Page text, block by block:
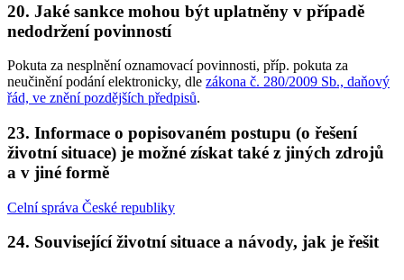
20. Jaké sankce mohou být uplatněny v případě
nedodržení povinností
Pokuta za nesplnění oznamovací povinnosti, příp. pokuta za
neučinění podání elektronicky, dle zákona č. 280/2009 Sb., daňový
řád, ve znění pozdějších předpisů.
23. Informace o popisovaném postupu (o řešení
životní situace) je možné získat také z jiných zdrojů
a v jiné formě
Celní správa České republiky
24. Související životní situace a návody, jak je řešit